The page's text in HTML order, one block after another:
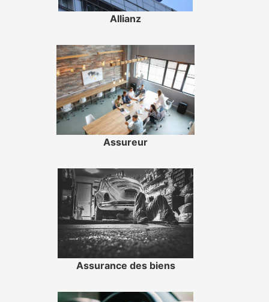
Allianz
Assureur
Assurance des biens